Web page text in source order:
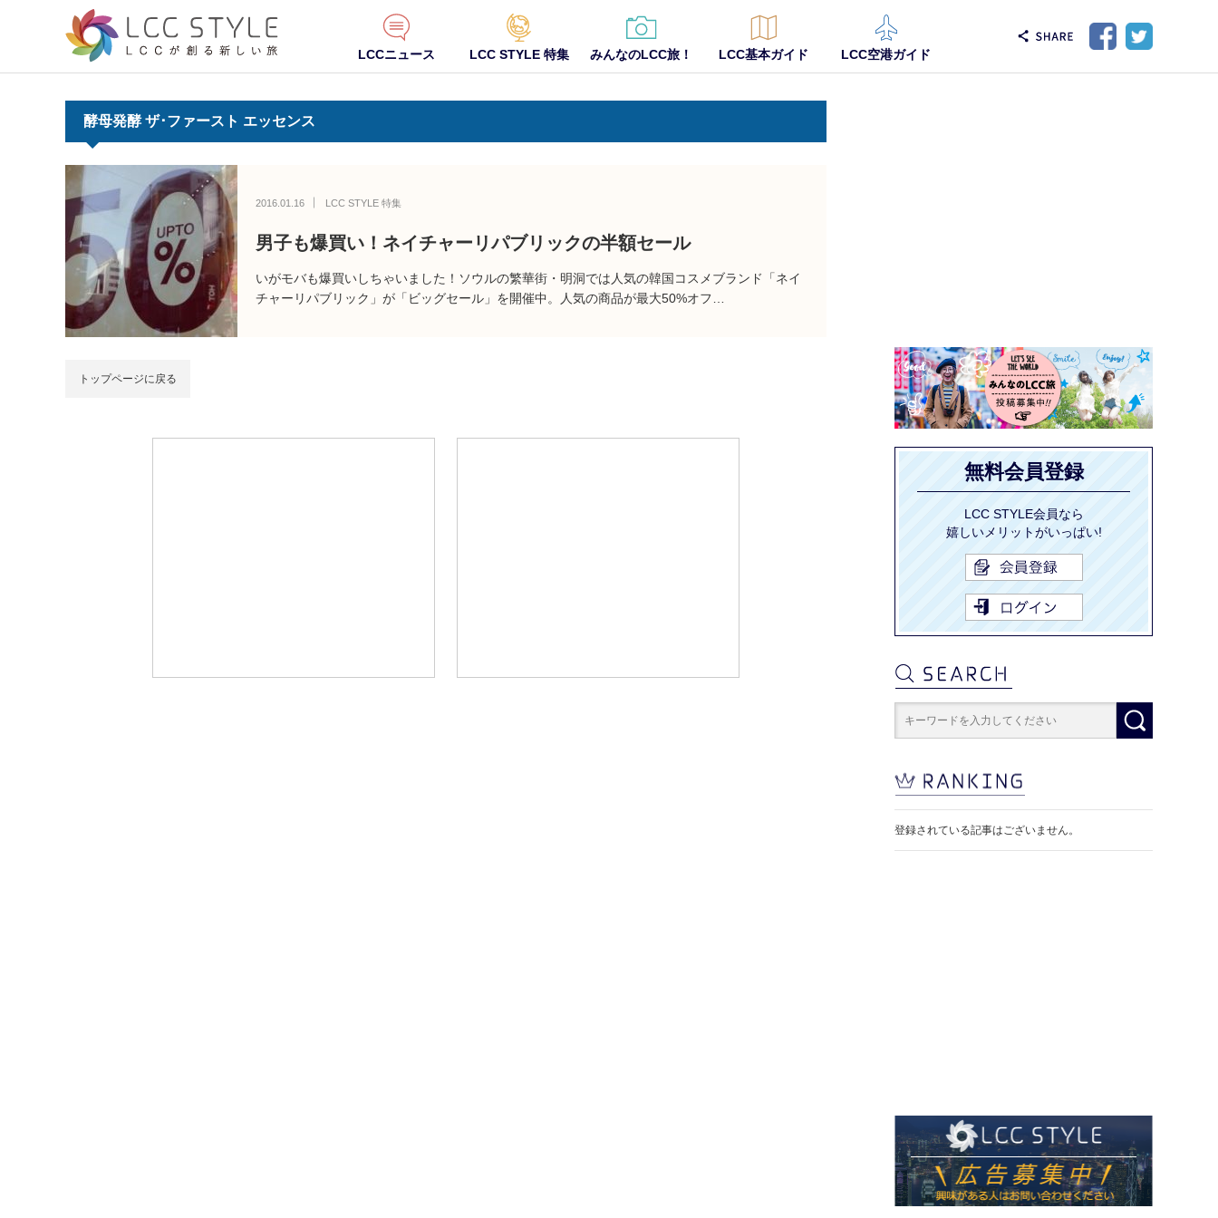
LCCニュース LCC STYLE 特集 みんなのLCC旅！ LCC基本ガイド LCC空港ガイド
酵母発酵 ザ･ファースト エッセンス
2016.01.16 LCC STYLE 特集
男子も爆買い！ネイチャーリパブリックの半額セール
いがモバも爆買いしちゃいました！ソウルの繁華街・明洞では人気の韓国コスメブランド「ネイ
チャーリパブリック」が「ビッグセール」を開催中。人気の商品が最大50%オフ…
トップページに戻る
無料会員登録
LCC STYLE会員なら
嬉しいメリットがいっぱい!
登録されている記事はございません。